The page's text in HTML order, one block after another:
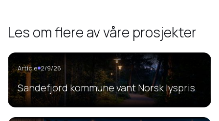
Les om flere av våre prosjekter
Article 2/9/26
Sandefjord kommune vant Norsk lyspris